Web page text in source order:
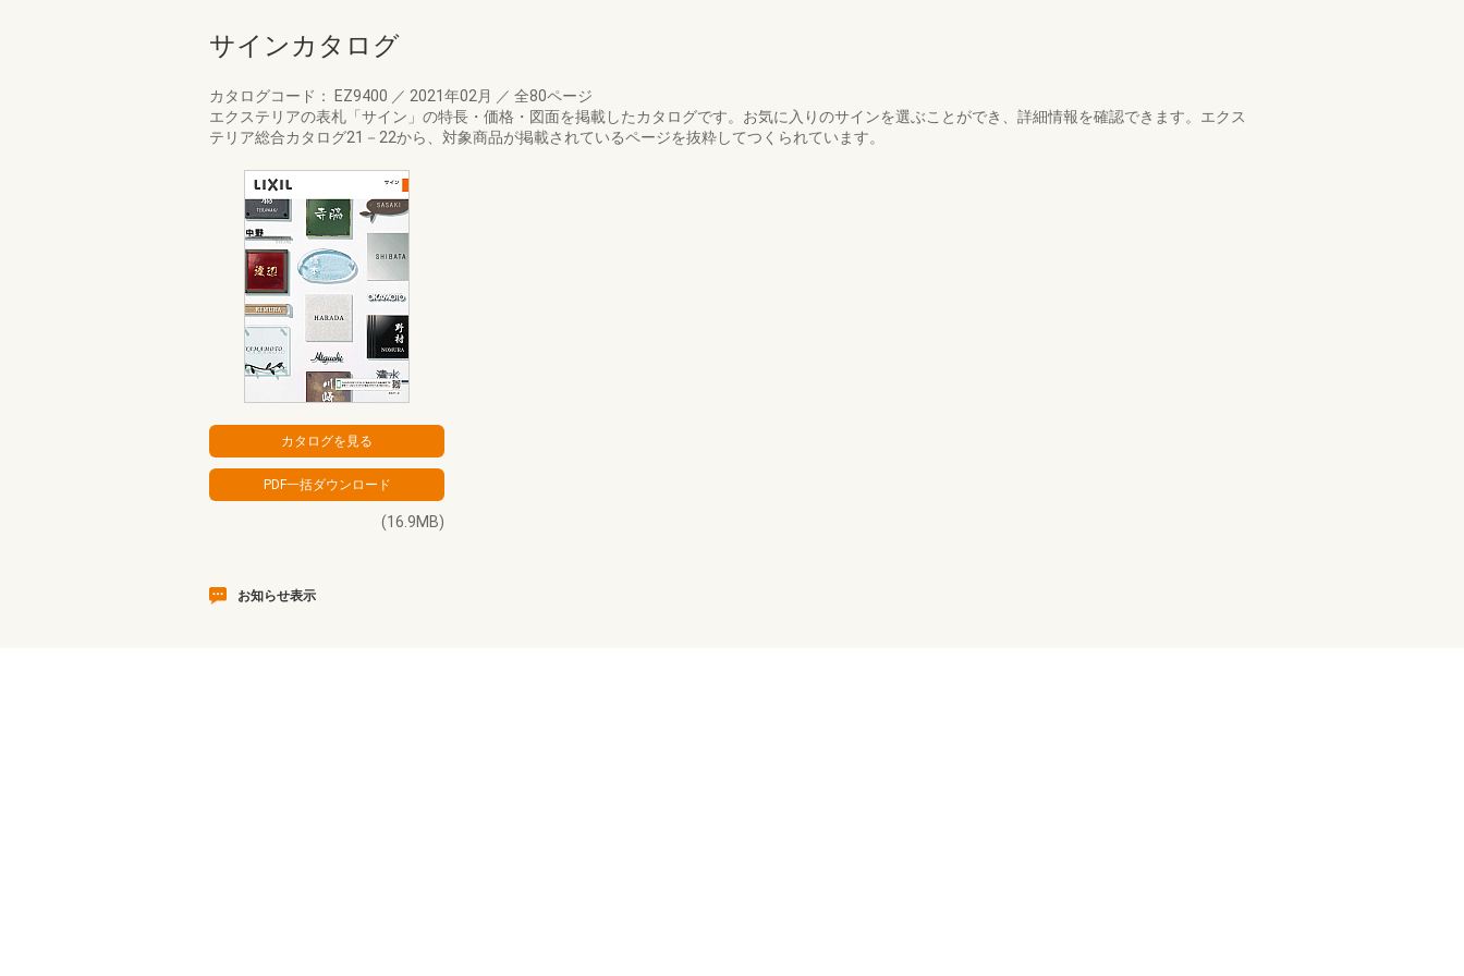
サインカタログ
カタログコード： EZ9400 ／ 2021年02月 ／ 全80ページ
エクステリアの表札「サイン」の特長・価格・図面を掲載したカタログです。お気に入りのサインを選ぶことができ、詳細情報を確認できます。エクス
テリア総合カタログ21－22から、対象商品が掲載されているページを抜粋してつくられています。
(16.9MB)
お知らせ表示